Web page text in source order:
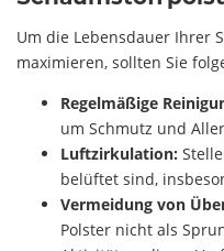
Um die Lebensdauer Ihrer
maximieren, sollten Sie
Regelmäßige
um Schmutz und
Luftzirkulation:
belüftet sind,
Vermeidung von
Polster nicht als